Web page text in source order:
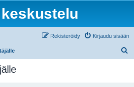
keskustelu
Kirjaudu sisään
Rekisteröidy